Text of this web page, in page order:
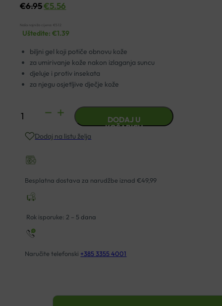
€6.95€5.56
Naša najniža cijena: € 5.12
Uštedite:€1.39
biljni gel koji potiče obnovu kože
za umirivanje kože nakon izlaganja suncu
djeluje i protiv insekata
za njegu osjetljive dječje kože
NATURA
ZONA
50ML
količina
DODAJ U
KOŠARICU
Dodaj na listu želja
Besplatna dostava za narudžbe iznad €49,99
Rok isporuke: 2 – 5 dana
Naručite telefonski +385 3355 4001